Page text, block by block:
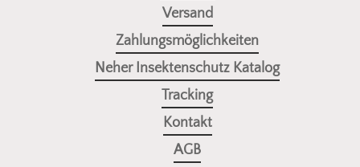
Versand
Zahlungsmöglichkeiten
Neher Insektenschutz Katalog
Tracking
Kontakt
AGB